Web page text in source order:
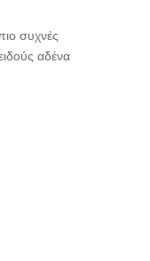
συχνές
αδένα